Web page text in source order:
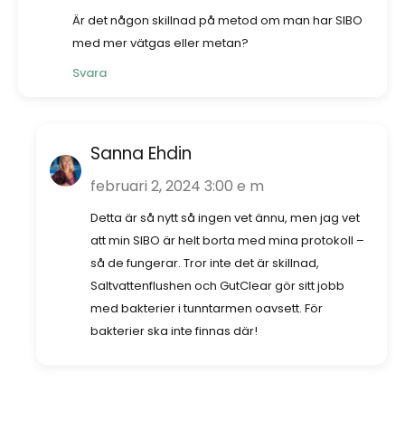
Är det någon skillnad på metod om man har SIBO
med mer vätgas eller metan?
Svara
Sanna Ehdin
februari 2, 2024 3:00 e m
Detta är så nytt så ingen vet ännu, men jag vet
att min SIBO är helt borta med mina protokoll –
så de fungerar. Tror inte det är skillnad,
Saltvattenflushen och GutClear gör sitt jobb
med bakterier i tunntarmen oavsett. För
bakterier ska inte finnas där!